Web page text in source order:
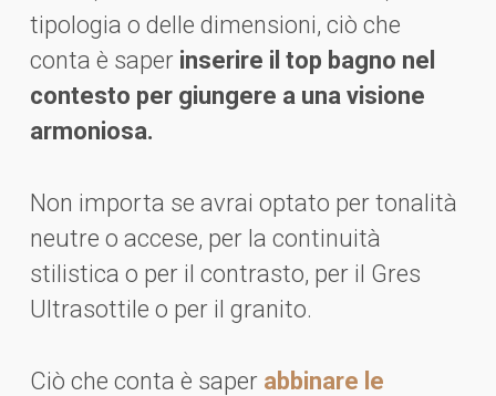
tipologia o delle dimensioni, ciò che
conta è saper inserire il top bagno nel
contesto per giungere a una visione
armoniosa.
Non importa se avrai optato per tonalità
neutre o accese, per la continuità
stilistica o per il contrasto, per il Gres
Ultrasottile o per il granito.
Ciò che conta è saper abbinare le